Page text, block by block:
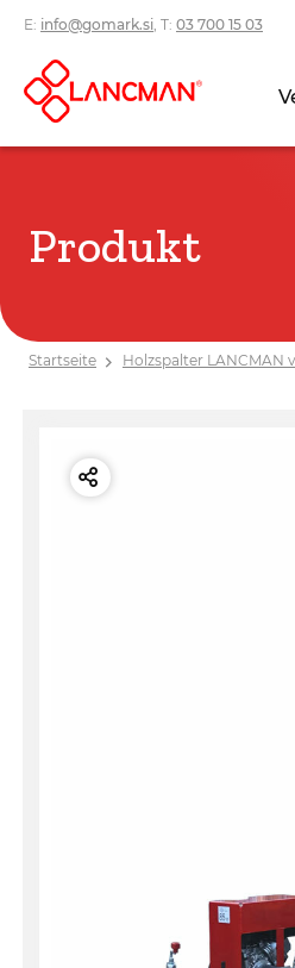
E: info@gomark.si , T: 03 700 15 03
Produkt
Startseite Holzspalter LANCMAN